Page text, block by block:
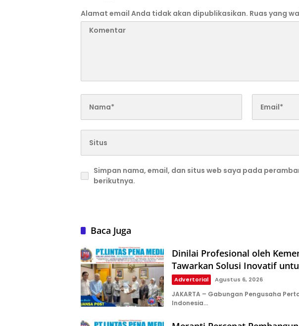
Alamat email Anda tidak akan dipublikasikan. Ruas yang
Simpan nama, email, dan situs web saya pada
berikutnya.
Baca Juga
Dinilai Profesional oleh
Tawarkan Solusi Inovatif
Advertorial Agustus 6, 2026
JAKARTA – Gabungan Pengusaha
Indonesia…